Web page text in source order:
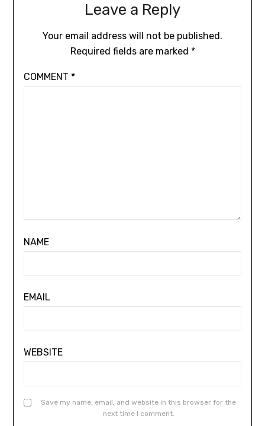
Leave a Reply
Your email address will not be published.
Required fields are marked *
COMMENT *
NAME
EMAIL
WEBSITE
Save my name, email, and website in this browser for the
next time I comment.